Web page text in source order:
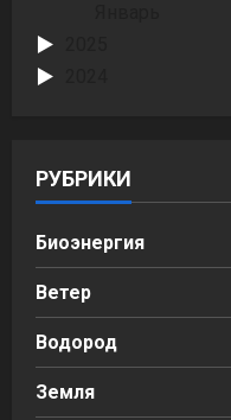
РУБРИКИ
Биоэнергия
Ветер
Водород
Земля